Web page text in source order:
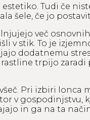
Tudi če
če jo
več
v stik. To je
dodatnemu
trpijo
Pri izbiri
v
in ga na ta